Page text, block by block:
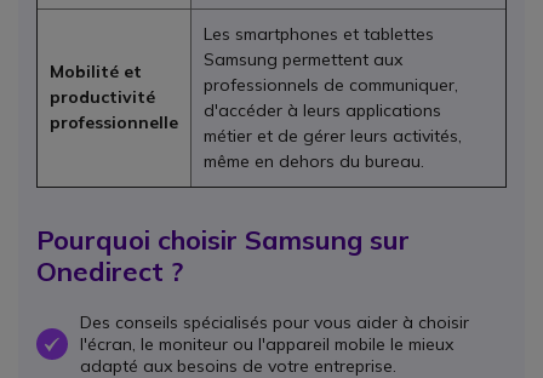
Mobilité et
productivité
professionnelle
Les smartphones et tablettes
Samsung permettent aux
professionnels de communiquer,
d'accéder à leurs applications
métier et de gérer leurs activités,
même en dehors du bureau.
Pourquoi choisir Samsung sur
Onedirect ?
OK
Des conseils spécialisés pour vous aider à choisir
l'écran, le moniteur ou l'appareil mobile le mieux
adapté aux besoins de votre entreprise.